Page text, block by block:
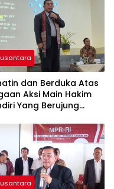
dan Berduka Atas
Aksi Main Hakim
Yang Berujung